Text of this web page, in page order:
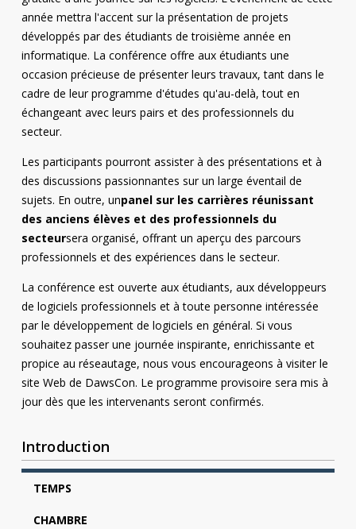
année mettra l'accent sur la présentation de projets
développés par des étudiants de troisième année en
informatique. La conférence offre aux étudiants une
occasion précieuse de présenter leurs travaux, tant dans le
cadre de leur programme d'études qu'au-delà, tout en
échangeant avec leurs pairs et des professionnels du
secteur.
Les participants pourront assister à des présentations et à
des discussions passionnantes sur un large éventail de
sujets. En outre, unpanel sur les carrières réunissant
des anciens élèves et des professionnels du
secteursera organisé, offrant un aperçu des parcours
professionnels et des expériences dans le secteur.
La conférence est ouverte aux étudiants, aux développeurs
de logiciels professionnels et à toute personne intéressée
par le développement de logiciels en général. Si vous
souhaitez passer une journée inspirante, enrichissante et
propice au réseautage, nous vous encourageons à visiter le
site Web de DawsCon. Le programme provisoire sera mis à
jour dès que les intervenants seront confirmés.
Introduction
TEMPS
CHAMBRE